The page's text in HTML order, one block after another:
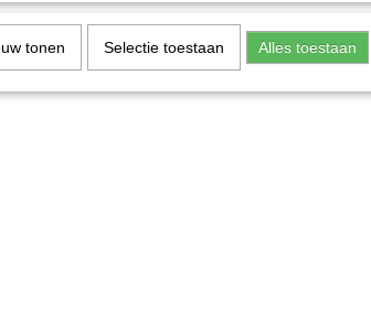
tonen Selectie toestaan Alles toestaan